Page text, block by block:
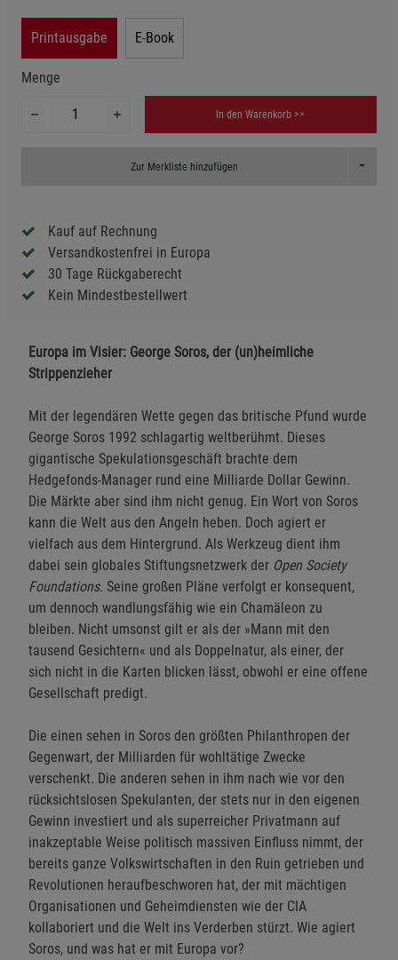
Printausgabe E-Book
Menge
In den Warenkorb >>
Zur Merkliste hinzufügen Toggle
Kauf auf Rechnung
Versandkostenfrei in Europa
30 Tage Rückgaberecht
Kein Mindestbestellwert
Europa im Visier: George Soros, der (un)heimliche
Strippenzieher
Mit der legendären Wette gegen das britische Pfund wurde
George Soros 1992 schlagartig weltberühmt. Dieses
gigantische Spekulationsgeschäft brachte dem
Hedgefonds-Manager rund eine Milliarde Dollar Gewinn.
Die Märkte aber sind ihm nicht genug. Ein Wort von Soros
kann die Welt aus den Angeln heben. Doch agiert er
vielfach aus dem Hintergrund. Als Werkzeug dient ihm
dabei sein globales Stiftungsnetzwerk der Open Society
Foundations. Seine großen Pläne verfolgt er konsequent,
um dennoch wandlungsfähig wie ein Chamäleon zu
bleiben. Nicht umsonst gilt er als der »Mann mit den
tausend Gesichtern« und als Doppelnatur, als einer, der
sich nicht in die Karten blicken lässt, obwohl er eine offene
Gesellschaft predigt.
Die einen sehen in Soros den größten Philanthropen der
Gegenwart, der Milliarden für wohltätige Zwecke
verschenkt. Die anderen sehen in ihm nach wie vor den
rücksichtslosen Spekulanten, der stets nur in den eigenen
Gewinn investiert und als superreicher Privatmann auf
inakzeptable Weise politisch massiven Einfluss nimmt, der
bereits ganze Volkswirtschaften in den Ruin getrieben und
Revolutionen heraufbeschworen hat, der mit mächtigen
Organisationen und Geheimdiensten wie der CIA
kollaboriert und die Welt ins Verderben stürzt. Wie agiert
Soros, und was hat er mit Europa vor?